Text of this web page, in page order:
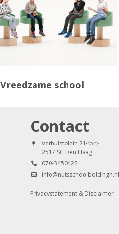
Vreedzame school
Contact
Verhulstplein 21<br>
2517 SC Den Haag
070-3450422
info@nutsschoolboldingh.nl
Privacystatement & Disclaimer